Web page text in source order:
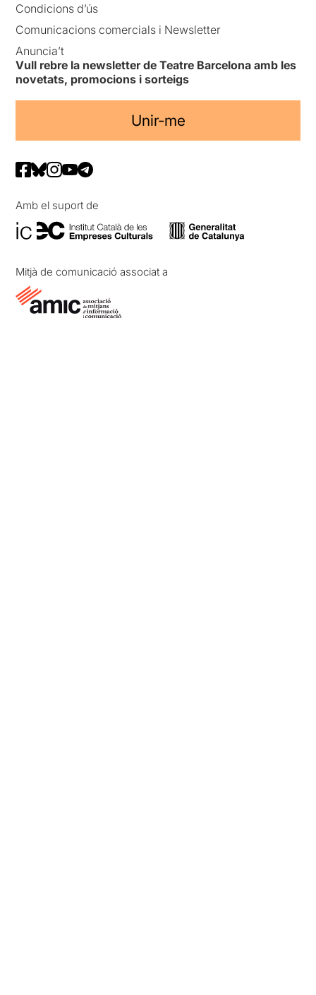
Condicions d’ús
Comunicacions comercials i Newsletter
Anuncia’t
Vull rebre la newsletter de Teatre Barcelona amb les
novetats, promocions i sorteigs
Unir-me
Amb el suport de
Mitjà de comunicació associat a